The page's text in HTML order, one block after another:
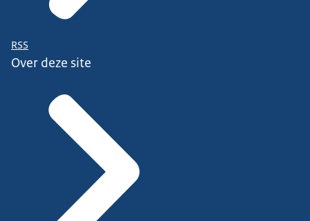
RSS
Over deze site